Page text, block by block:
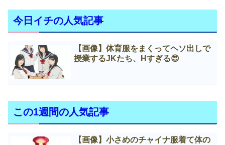
今日イチの人気記事
【画像】体育服をまくってヘソ出しで
授業するJKたち、Нすぎる😍
この1週間の人気記事
【画像】小さめのチャイナ服着て体の